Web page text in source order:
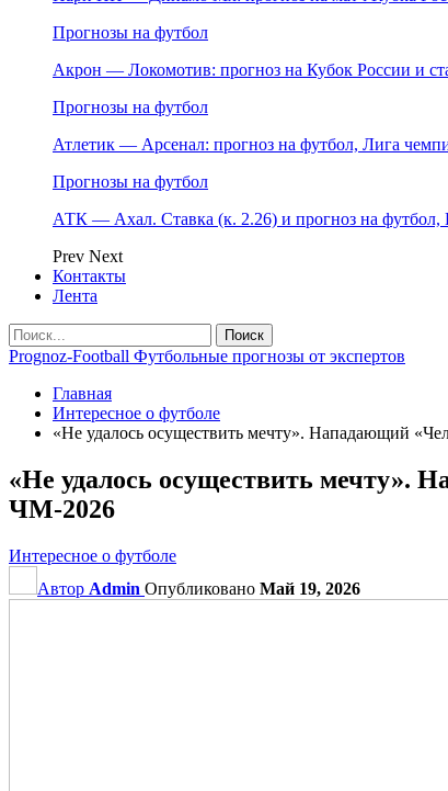
Прогнозы на футбол
Акрон — Локомотив: прогноз на Кубок России и
Прогнозы на футбол
Атлетик — Арсенал: прогноз на футбол, Лига
Прогнозы на футбол
АТК — Ахал. Ставка (к. 2.26) и прогноз на футбол,
Prev Next
Контакты
Лента
Prognoz-Football Футбольные прогнозы от экспертов
Главная
Интересное о футболе
«Не удалось осуществить мечту». Нападающий
«Не удалось осуществить мечту».
ЧМ‑2026
Интересное о футболе
Автор Admin Опубликовано Май 19, 2026